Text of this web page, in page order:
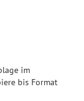
im
bis Format